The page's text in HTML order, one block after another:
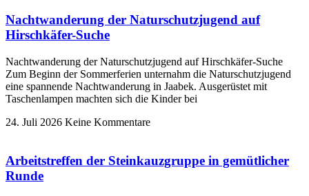
Nachtwanderung der Naturschutzjugend auf
Hirschkäfer-Suche
Nachtwanderung der Naturschutzjugend auf Hirschkäfer-Suche
Zum Beginn der Sommerferien unternahm die Naturschutzjugend
eine spannende Nachtwanderung in Jaabek. Ausgerüstet mit
Taschenlampen machten sich die Kinder bei
24. Juli 2026 Keine Kommentare
Arbeitstreffen der Steinkauzgruppe in gemütlicher
Runde